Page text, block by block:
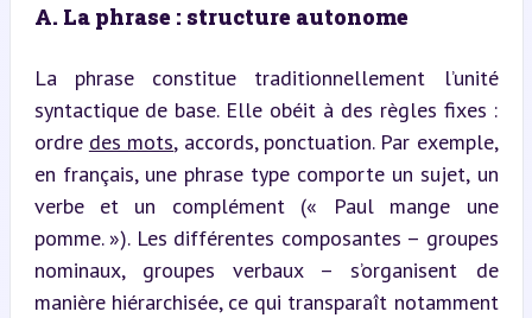
A. La phrase : structure autonome
La phrase constitue traditionnellement l’unité
syntactique de base. Elle obéit à des règles fixes :
ordre des mots, accords, ponctuation. Par exemple,
en français, une phrase type comporte un sujet, un
verbe et un complément (« Paul mange une
pomme. »). Les différentes composantes – groupes
nominaux, groupes verbaux – s’organisent de
manière hiérarchisée, ce qui transparaît notamment